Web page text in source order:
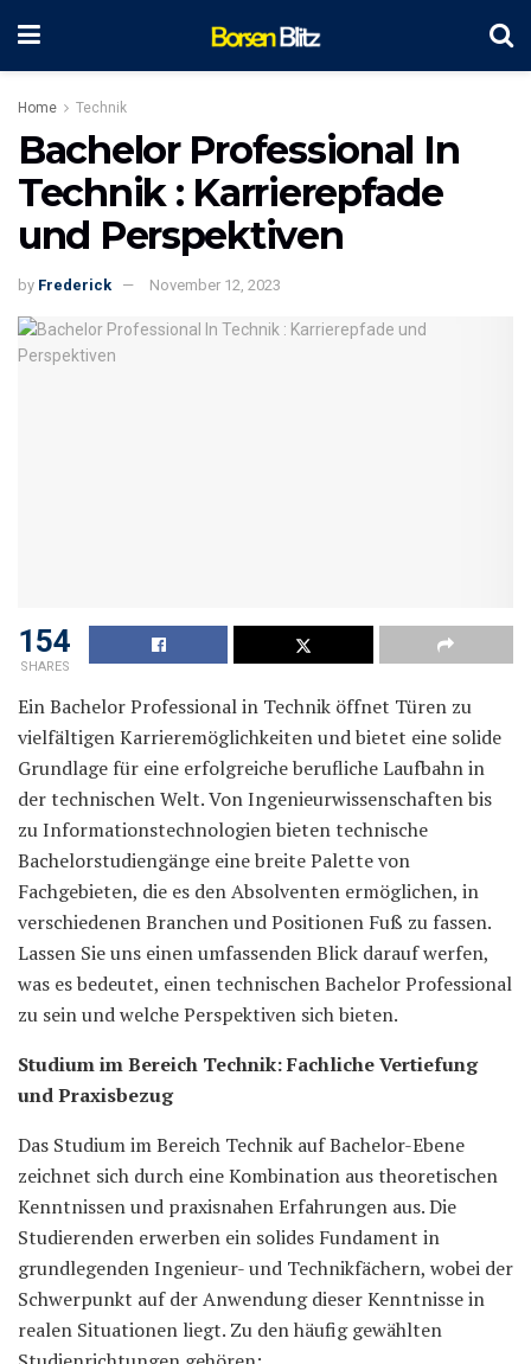
Home Technik
Bachelor Professional In
Technik : Karrierepfade
und Perspektiven
by Frederick November 12, 2023
154
SHARES
Ein Bachelor Professional in Technik öffnet Türen zu
vielfältigen Karrieremöglichkeiten und bietet eine solide
Grundlage für eine erfolgreiche berufliche Laufbahn in
der technischen Welt. Von Ingenieurwissenschaften bis
zu Informationstechnologien bieten technische
Bachelorstudiengänge eine breite Palette von
Fachgebieten, die es den Absolventen ermöglichen, in
verschiedenen Branchen und Positionen Fuß zu fassen.
Lassen Sie uns einen umfassenden Blick darauf werfen,
was es bedeutet, einen technischen Bachelor Professional
zu sein und welche Perspektiven sich bieten.
Studium im Bereich Technik: Fachliche Vertiefung
und Praxisbezug
Das Studium im Bereich Technik auf Bachelor-Ebene
zeichnet sich durch eine Kombination aus theoretischen
Kenntnissen und praxisnahen Erfahrungen aus. Die
Studierenden erwerben ein solides Fundament in
grundlegenden Ingenieur- und Technikfächern, wobei der
Schwerpunkt auf der Anwendung dieser Kenntnisse in
realen Situationen liegt. Zu den häufig gewählten